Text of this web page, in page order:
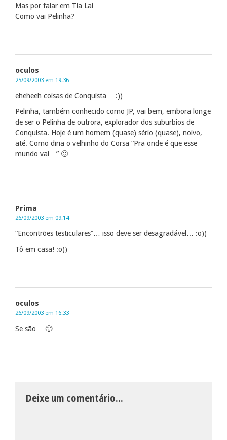
Mas por falar em Tia Lai…
Como vai Pelinha?
oculos
25/09/2003 em 19:36
eheheeh coisas de Conquista… :))
Pelinha, também conhecido como JP, vai bem, embora longe
de ser o Pelinha de outrora, explorador dos suburbios de
Conquista. Hoje é um homem (quase) sério (quase), noivo,
até. Como diria o velhinho do Corsa “Pra onde é que esse
mundo vai…” 🙂
Prima
26/09/2003 em 09:14
“Encontrões testiculares”… isso deve ser desagradável… :o))
Tô em casa! :o))
oculos
26/09/2003 em 16:33
Se são… 🙂
Deixe um comentário...